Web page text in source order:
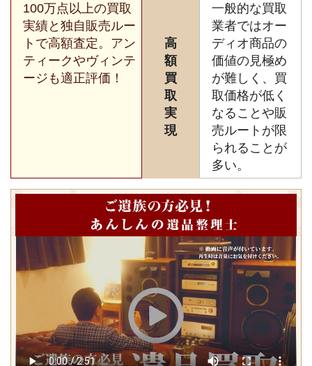
100万点以上の買取
実績と独自販売ルー
トで高額査定。アン
ティークやヴィンテ
ージも適正評価！
高
額
買
取
実
現
一般的な買取
業者ではオー
ディオ商品の
価値の見極め
が難しく、買
取価格が低く
なることや販
売ルートが限
られることが
多い。